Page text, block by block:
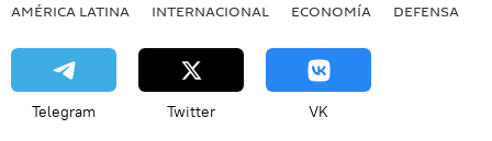
AMÉRICA LATINA INTERNACIONAL ECONOMÍA DEFENSA
Telegram Twitter VK